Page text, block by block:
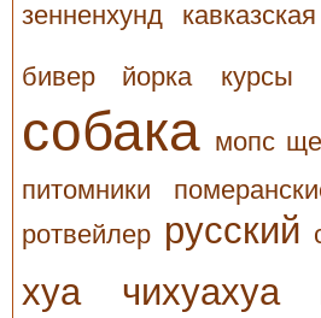
зенненхунд
бивер йорка курсы
собака мопс
питомники
ротвейлер русский
хуа
чихуахуа